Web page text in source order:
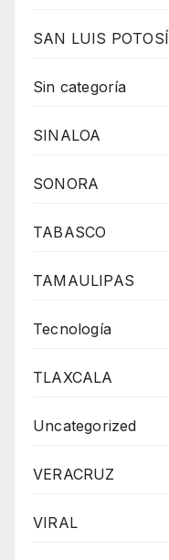
SAN LUIS POTOSÍ
Sin categoría
SINALOA
SONORA
TABASCO
TAMAULIPAS
Tecnología
TLAXCALA
Uncategorized
VERACRUZ
VIRAL